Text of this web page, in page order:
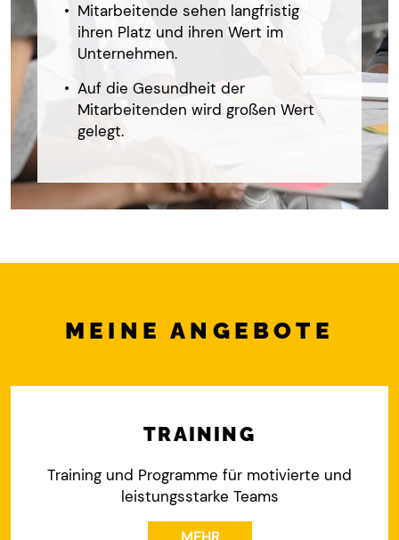
Mitarbeitende sehen langfristig
ihren Platz und ihren Wert im
Unternehmen.
Auf die Gesundheit der
Mitarbeitenden wird großen Wert
gelegt.
MEINE ANGEBOTE
TRAINING
Training und Programme für motivierte und
leistungsstarke Teams